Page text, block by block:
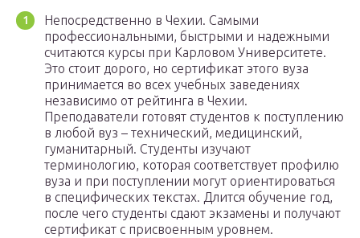
Непосредственно в Чехии. Самыми
профессиональными, быстрыми и надежными
считаются курсы при Карловом Университете.
Это стоит дорого, но сертификат этого вуза
принимается во всех учебных заведениях
независимо от рейтинга в Чехии.
Преподаватели готовят студентов к поступлению
в любой вуз – технический, медицинский,
гуманитарный. Студенты изучают
терминологию, которая соответствует профилю
вуза и при поступлении могут ориентироваться
в специфических текстах. Длится обучение год,
после чего студенты сдают экзамены и получают
сертификат с присвоенным уровнем.